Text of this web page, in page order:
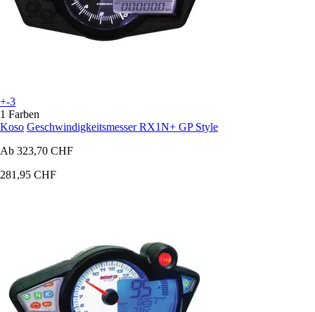
+-3
1 Farben
Koso Geschwindigkeitsmesser RX1N+ GP Style
Ab 323,70 CHF
281,95 CHF